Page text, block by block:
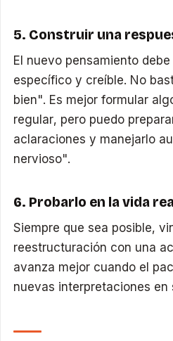
5. Construir una
El nuevo pensamiento
específico y creíble. No
bien". Es mejor formular
regular, pero puedo
aclaraciones y manejarlo
nervioso".
6. Probarlo en la vida
Siempre que sea posible,
reestructuración con una
avanza mejor cuando el
nuevas interpretaciones en